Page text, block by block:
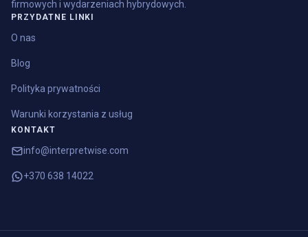
firmowych i wydarzeniach hybrydowych.
PRZYDATNE LINKI
O nas
Blog
Polityka prywatności
Warunki korzystania z usług
KONTAKT
info@interpretwise.com
+370 638 14022